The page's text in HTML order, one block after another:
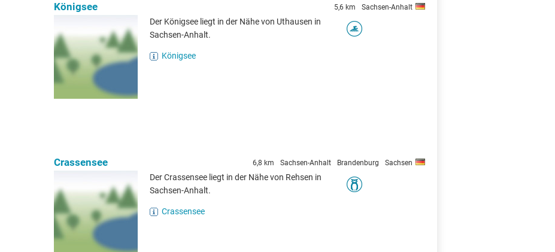
Königsee 5,6 km Sachsen-Anhalt
Der Königsee liegt in der Nähe von Uthausen in
Sachsen-Anhalt.
Königsee
Crassensee 6,8 km Sachsen-Anhalt Brandenburg Sachsen
Der Crassensee liegt in der Nähe von Rehsen in
Sachsen-Anhalt.
Crassensee